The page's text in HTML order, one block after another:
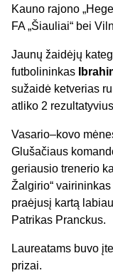
Kauno rajono
FA „Šiauliai“ bei
Jaunų žaidėjų
futbolininkas
sužaidė ketverias
atliko 2
Vasario–kovo
Glušačiaus
geriausio trenerio
Žalgirio“
praėjusį kartą
Patrikas Pranckus.
Laureatams buvo
prizai.